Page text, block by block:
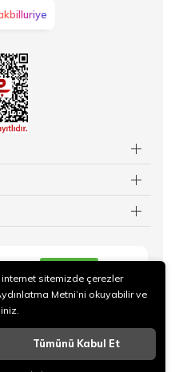
Tüm hakları saklıdır.
sitemizde çerezler
Metni’ni okuyabilir ve
Tümünü Kabul Et